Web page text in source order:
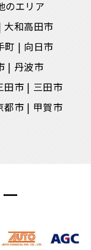
のエリア
大和高田市
町
向日市
丹波市
田市
三田市
都市
甲賀市